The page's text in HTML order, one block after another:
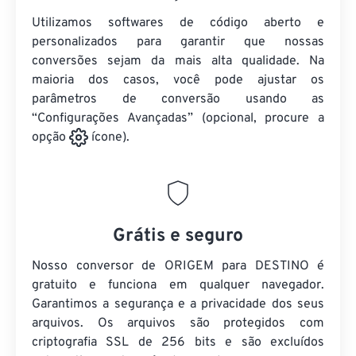
Utilizamos softwares de código aberto e
personalizados para garantir que nossas
conversões sejam da mais alta qualidade. Na
maioria dos casos, você pode ajustar os
parâmetros de conversão usando as
“Configurações Avançadas” (opcional, procure a
opção
ícone).
Grátis e seguro
Nosso conversor de ORIGEM para DESTINO é
gratuito e funciona em qualquer navegador.
Garantimos a segurança e a privacidade dos seus
arquivos. Os arquivos são protegidos com
criptografia SSL de 256 bits e são excluídos